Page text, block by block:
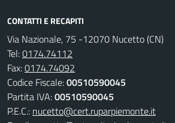
CONTATTI E RECAPITI
Via Nazionale, 75 -12070 Nucetto (CN)
Tel:0174.74112
Fax:0174.74092
Codice Fiscale:00510590045
Partita IVA:00510590045
P.E.C.: nucetto@cert.ruparpiemonte.it